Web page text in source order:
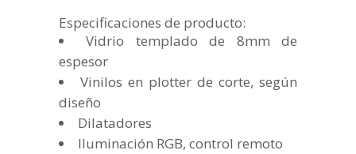
Especificaciones de producto:
Vidrio templado de 8mm de
espesor
Vinilos en plotter de corte, según
diseño
Dilatadores
Iluminación RGB, control remoto